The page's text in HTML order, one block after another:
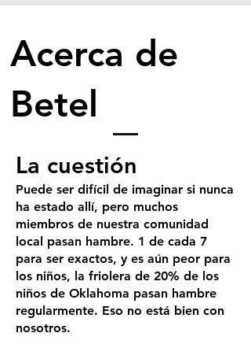
Acerca de
Betel
La cuestión
Puede ser difícil de imaginar si nunca
ha estado allí, pero muchos
miembros de nuestra comunidad
local pasan hambre. 1 de cada 7
para ser exactos, y es aún peor para
los niños, la friolera de 20% de los
niños de Oklahoma pasan hambre
regularmente. Eso no está bien con
nosotros.